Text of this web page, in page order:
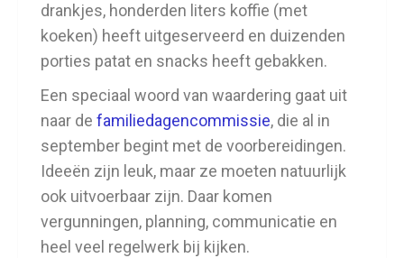
drankjes, honderden liters koffie (met
koeken) heeft uitgeserveerd en duizenden
porties patat en snacks heeft gebakken.
Een speciaal woord van waardering gaat uit
naar de familiedagencommissie, die al in
september begint met de voorbereidingen.
Ideeën zijn leuk, maar ze moeten natuurlijk
ook uitvoerbaar zijn. Daar komen
vergunningen, planning, communicatie en
heel veel regelwerk bij kijken.